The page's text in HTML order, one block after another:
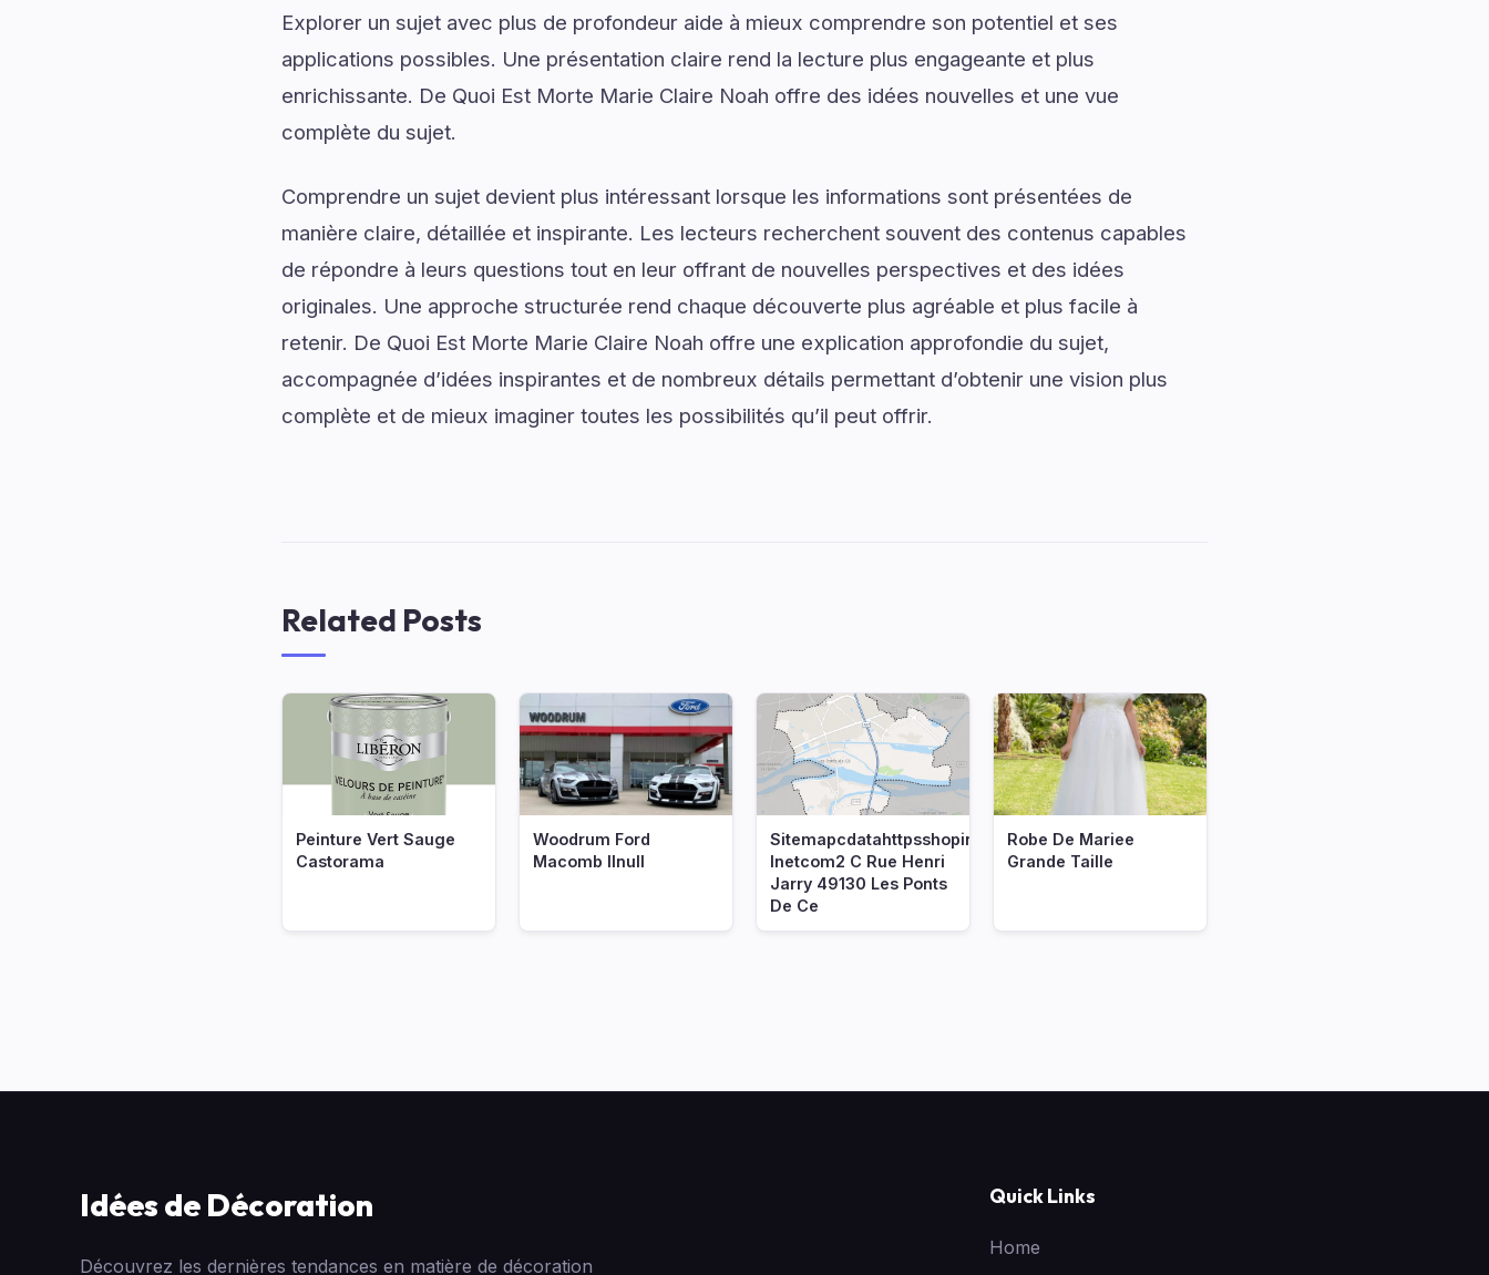
Explorer un sujet avec plus de profondeur aide à mieux comprendre son potentiel et ses
applications possibles. Une présentation claire rend la lecture plus engageante et plus
enrichissante. De Quoi Est Morte Marie Claire Noah offre des idées nouvelles et une vue
complète du sujet.
Comprendre un sujet devient plus intéressant lorsque les informations sont présentées de
manière claire, détaillée et inspirante. Les lecteurs recherchent souvent des contenus capables
de répondre à leurs questions tout en leur offrant de nouvelles perspectives et des idées
originales. Une approche structurée rend chaque découverte plus agréable et plus facile à
retenir. De Quoi Est Morte Marie Claire Noah offre une explication approfondie du sujet,
accompagnée d’idées inspirantes et de nombreux détails permettant d’obtenir une vision plus
complète et de mieux imaginer toutes les possibilités qu’il peut offrir.
Related Posts
Peinture Vert Sauge
Castorama
Woodrum Ford
Macomb Ilnull
Sitemapcdatahttpsshopinf
Inetcom2 C Rue Henri
Jarry 49130 Les Ponts
De Ce
Robe De Mariee
Grande Taille
Idées de Décoration
Découvrez les dernières tendances en matière de décoration
Quick Links
Home